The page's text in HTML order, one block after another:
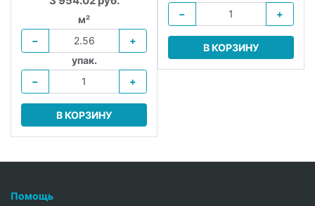
м²
−
+
упак.
−
+
В КОРЗИНУ
−
+
В КОРЗИНУ
Помощь